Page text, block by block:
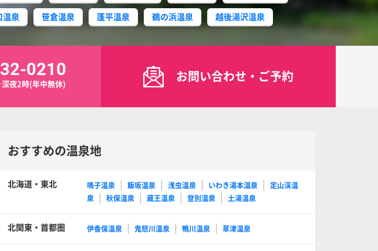
温泉 笹倉温泉 蓬平温泉 鵜の浜温泉 越後湯沢温泉
0210
夜2時(年中無休) お問い合わせ・ご予約
おすすめの温泉地
北海道・東北 鳴子温泉 飯坂温泉 浅虫温泉 いわき湯本温泉
定山渓温
泉
秋保温泉 蔵王温泉 登別温泉 土湯温泉
北関東・首都圏 伊香保温泉 鬼怒川温泉 鴨川温泉 草津温泉